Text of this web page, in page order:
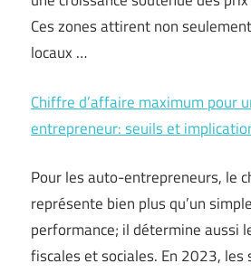
Ces zones attirent non
locaux …
Chiffre d’affaire maximum pour
entrepreneur: seuils et
Pour les auto-entrepreneurs, le
représente bien plus qu’un
performance; il détermine aussi
fiscales et sociales. En 2023, les